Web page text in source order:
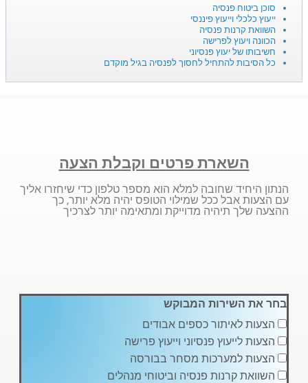
סוכן ביטוח פנסיה
ייעוץ כלכלי וייעוץ פיננסי
השוואת קרנות פנסיה
הכוונה ויעוץ לפרישה
חשיבותו של יעוץ פנסיוני
כל הסיבות להתחיל לחסוך לפנסיה בגיל מוקדם
השארת פרטים וקבלת הצעה
הנתון היחיד שחובה למלא הוא מספר טלפון כדי שיחזרו אליך
עם הצעות אבל ככל שמילוי הטופס יהיה מלא יותר, כך
ההצעה שלך תיהיה מדוייקת ומתאימה יותר לצרכיך
בחר את השירות המבוקש
הצעות לאיתור כספים אבודים
הצעות לייעוץ פנסיוני וייעוץ פרישה
הצעות למערכות מסחר בבורסה
השוואת קרנות פנסיה וביטוחי מנהלים